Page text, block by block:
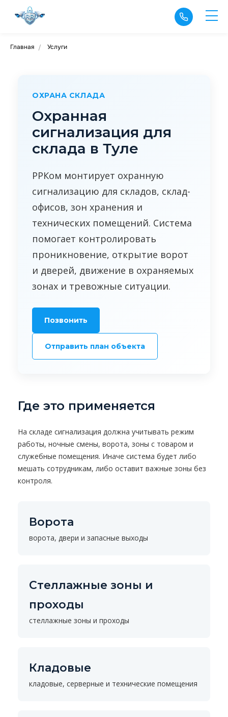
Главная / Услуги
ОХРАНА СКЛАДА
Охранная
сигнализация для
склада в Туле
РРКом монтирует охранную
сигнализацию для складов, склад-
офисов, зон хранения и
технических помещений. Система
помогает контролировать
проникновение, открытие ворот
и дверей, движение в охраняемых
зонах и тревожные ситуации.
Позвонить
Отправить план объекта
Где это применяется
На складе сигнализация должна учитывать режим
работы, ночные смены, ворота, зоны с товаром и
служебные помещения. Иначе система будет либо
мешать сотрудникам, либо оставит важные зоны без
контроля.
Ворота
ворота, двери и запасные выходы
Стеллажные зоны и
проходы
стеллажные зоны и проходы
Кладовые
кладовые, серверные и технические помещения